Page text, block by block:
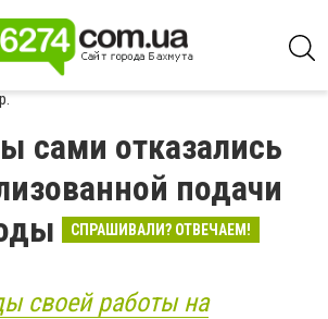
сами отказались
подачи
СПРАШИВАЛИ? ОТВЕЧАЕМ!
своей работы на